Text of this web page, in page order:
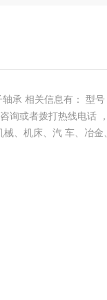
承 相关信息有： 型
询或者拨打热线电话
、机床、汽 车、冶